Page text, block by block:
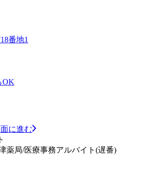
番地1
OK
に進む
薬局/医療事務アルバイト(遅番)